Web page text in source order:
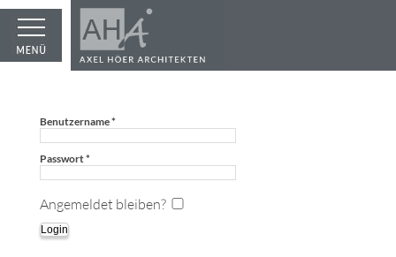
Benutzername*
Passwort*
Angemeldet bleiben?
Login